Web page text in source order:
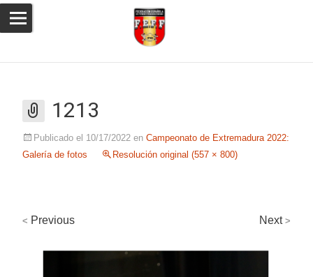
1213
Publicado el 10/17/2022 en Campeonato de Extremadura 2022:
Galería de fotos
Resolución original (557 × 800)
< Previous Next >